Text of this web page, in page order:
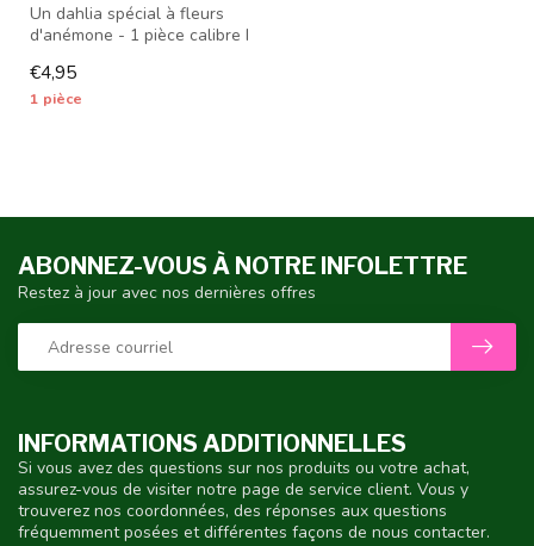
Un dahlia spécial à fleurs
d'anémone - 1 pièce calibre I
€4,95
1 pièce
INFORMATIONS ADDITIONNELLES
Si vous avez des questions sur nos produits ou votre achat,
assurez-vous de visiter notre page de service client. Vous y
trouverez nos coordonnées, des réponses aux questions
fréquemment posées et différentes façons de nous contacter.
ABONNEZ-VOUS À NOTRE INFOLETTRE
Restez à jour avec nos dernières offres